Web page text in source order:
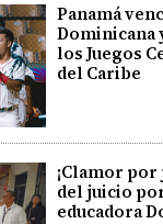
Panamá
Dominicana
los Juegos
del Caribe
¡Clamor
del juicio
educadora